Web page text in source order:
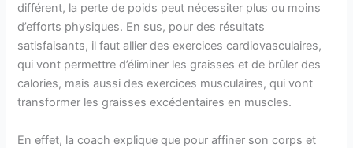
différent, la perte de poids peut nécessiter plus ou moins
d’efforts physiques. En sus, pour des résultats
satisfaisants, il faut allier des exercices cardiovasculaires,
qui vont permettre d’éliminer les graisses et de brûler des
calories, mais aussi des exercices musculaires, qui vont
transformer les graisses excédentaires en muscles.
En effet, la coach explique que pour affiner son corps et